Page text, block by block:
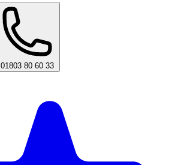
01803 80 60 33